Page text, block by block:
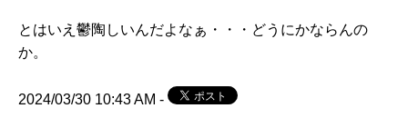
とはいえ鬱陶しいんだよなぁ・・・どうにかならんの
か。
2024/03/30 10:43 AM -